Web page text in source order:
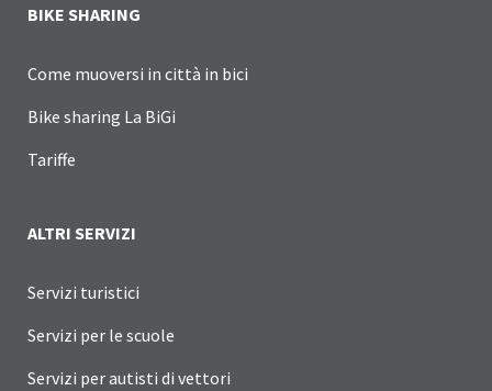
BIKE SHARING
Come muoversi in città in bici
Bike sharing La BiGi
Tariffe
ALTRI SERVIZI
Servizi turistici
Servizi per le scuole
Servizi per autisti di vettori